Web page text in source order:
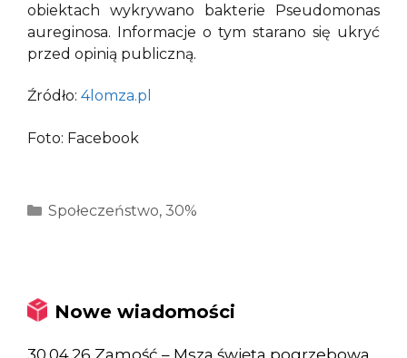
obiektach wykrywano bakterie Pseudomonas
aureginosa. Informacje o tym starano się ukryć
przed opinią publiczną.
Źródło: 4lomza.pl
Foto: Facebook
Kategorie
Społeczeństwo, 30%
Nowe wiadomości